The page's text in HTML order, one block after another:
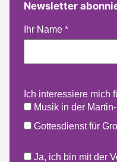
Newsletter
Ihr Name *
Ich interessiere mich
Musik in der
Gottesdienst für
Ja, ich bin mit der